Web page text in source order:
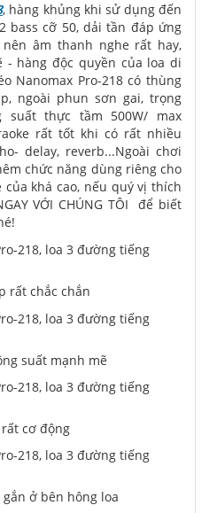
, hàng khủng khi sử dụng đến
bass cỡ 50, dải tần đáp ứng
âm thanh nghe rất hay,
- hàng độc quyền của loa di
Nanomax Pro-218 có thùng
ngoài phun sơn gai, trọng
suất thực tầm 500W/ max
rất tốt khi có rất nhiều
delay, reverb...Ngoài chơi
chức năng dùng riêng cho
khá cao, nếu quý vị thích
VỚI CHÚNG TÔI để biết
rất chắc chắn
suất mạnh mẽ
cơ động
ở bên hông loa